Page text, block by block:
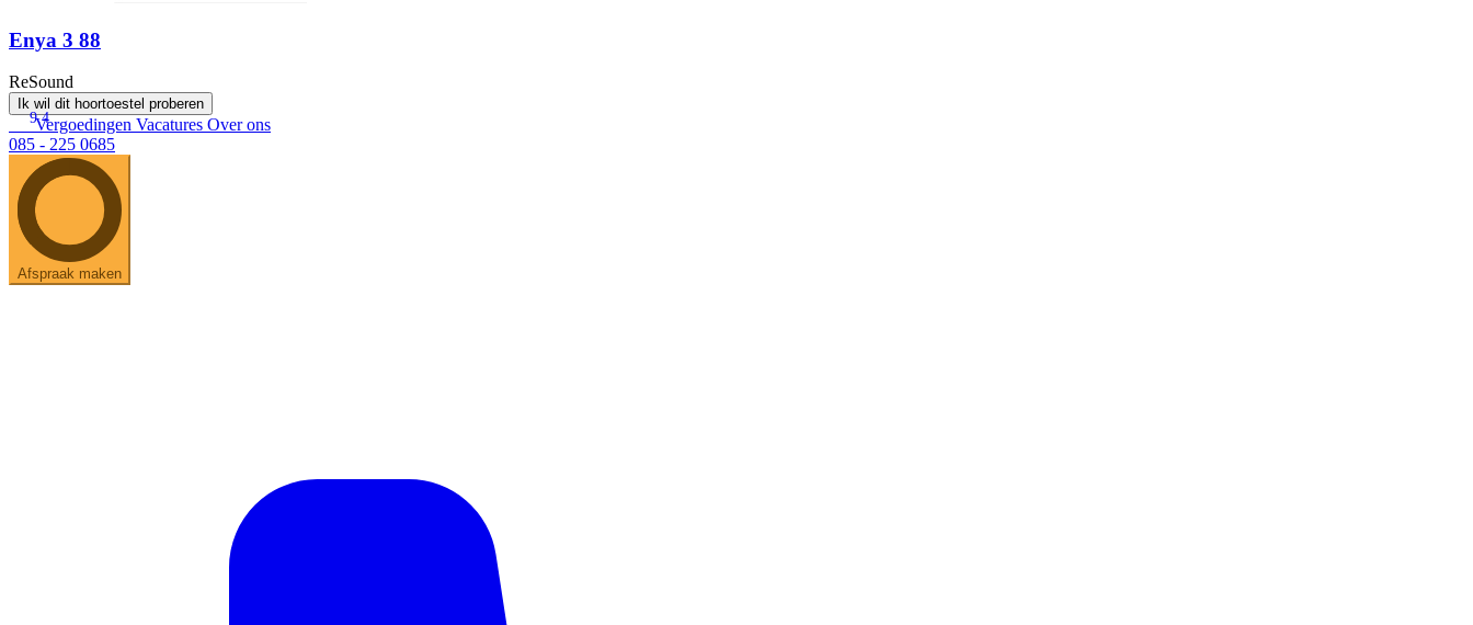
Enya 3 88
ReSound
Ik wil dit hoortoestel proberen
9.4
Vergoedingen Vacatures Over ons
085 - 225 0685
Afspraak maken